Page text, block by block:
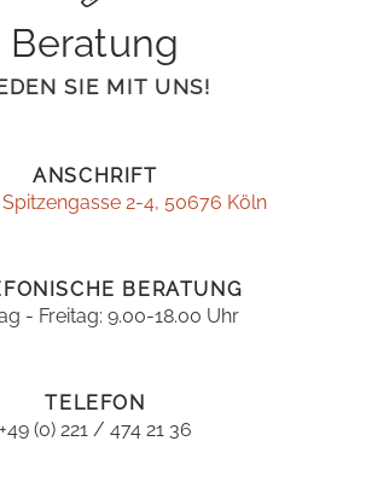
Beratung
SIE MIT UNS!
ANSCHRIFT
2-4, 50676 Köln
BERATUNG
- Freitag: 9.00-18.00 Uhr
TELEFON
+49 (0) 221 / 474 21 36